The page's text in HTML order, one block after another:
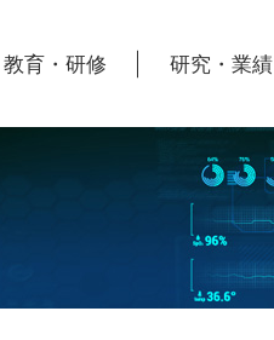
高度な先進医療
関連病院
教育・研修
関連病院
研究・業績